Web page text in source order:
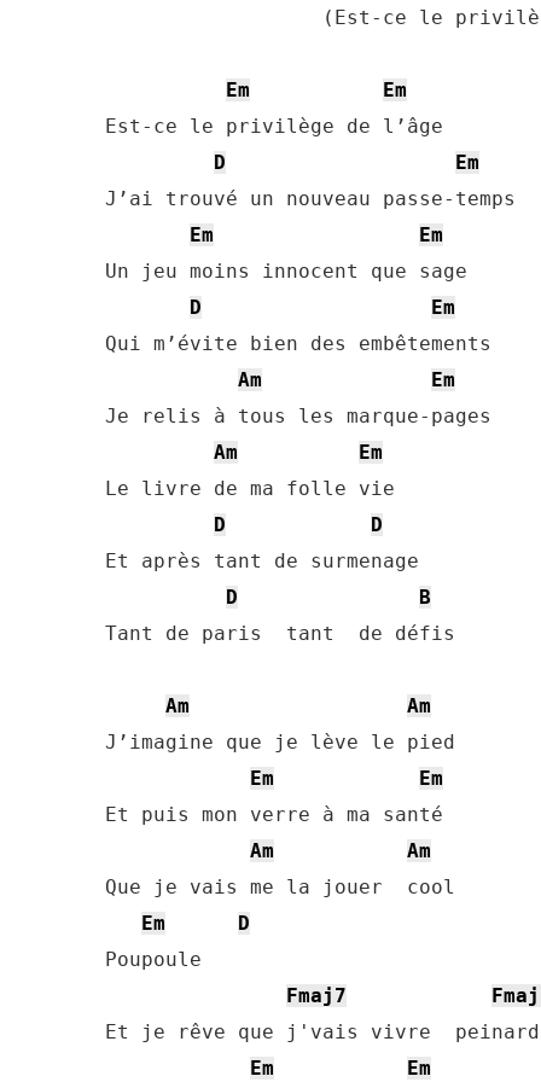
(Est-ce le
Em
Em
Est-ce le privilège de l’âge
D
Em
J’ai trouvé un nouveau passe-temps
Em
Em
Un jeu moins innocent que sage
D
Em
Qui m’évite bien des embêtements
Am
Em
Je relis à tous les marque-pages
Am
Em
Le livre de ma folle vie
D
D
Et après tant de surmenage
D
B
Tant de paris  tant  de défis
Am
Am
J’imagine que je lève le pied
Em
Em
Et puis mon verre à ma santé
Am
Am
Que je vais me la jouer  cool
Em
D
Poupoule
Fmaj7
Et je rêve que j'vais vivre  peinard
Em
Em